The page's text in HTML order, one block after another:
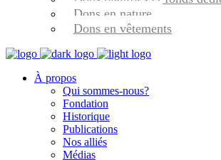
Dons en nature
Dons en vêtements
À propos
Qui sommes-nous?
Fondation
Historique
Publications
Nos alliés
Médias